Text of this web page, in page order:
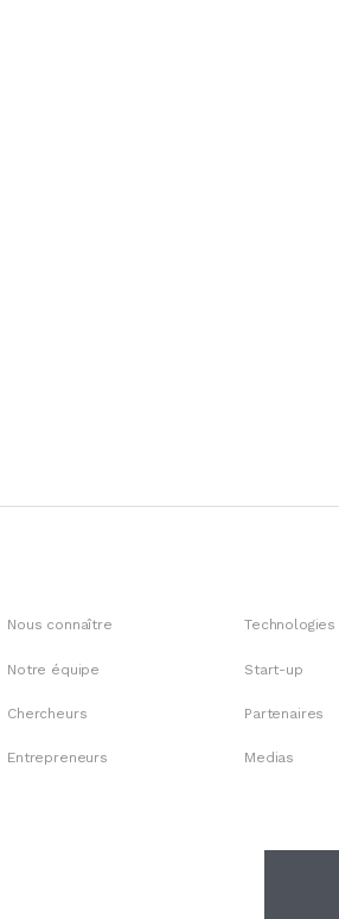
Nous connaître
Notre équipe
Chercheurs
Entrepreneurs
Technologies
Start-up
Partenaires
Medias